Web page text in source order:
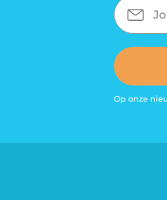
E-
mailadres
Op onze